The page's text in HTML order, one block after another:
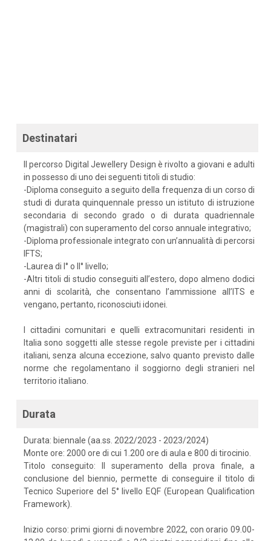
Destinatari
Il percorso Digital Jewellery Design è rivolto a giovani e adulti
in possesso di uno dei seguenti titoli di studio:
-Diploma conseguito a seguito della frequenza di un corso di
studi di durata quinquennale presso un istituto di istruzione
secondaria di secondo grado o di durata quadriennale
(magistrali) con superamento del corso annuale integrativo;
-Diploma professionale integrato con un’annualità di percorsi
IFTS;
-Laurea di I° o II° livello;
-Altri titoli di studio conseguiti all’estero, dopo almeno dodici
anni di scolarità, che consentano l’ammissione all’ITS e
vengano, pertanto, riconosciuti idonei.
I cittadini comunitari e quelli extracomunitari residenti in
Italia sono soggetti alle stesse regole previste per i cittadini
italiani, senza alcuna eccezione, salvo quanto previsto dalle
norme che regolamentano il soggiorno degli stranieri nel
territorio italiano.
Durata
Durata: biennale (aa.ss. 2022/2023 - 2023/2024)
Monte ore: 2000 ore di cui 1.200 ore di aula e 800 di tirocinio.
Titolo conseguito: Il superamento della prova finale, a
conclusione del biennio, permette di conseguire il titolo di
Tecnico Superiore del 5° livello EQF (European Qualification
Framework).
Inizio corso: primi giorni di novembre 2022, con orario 09.00-